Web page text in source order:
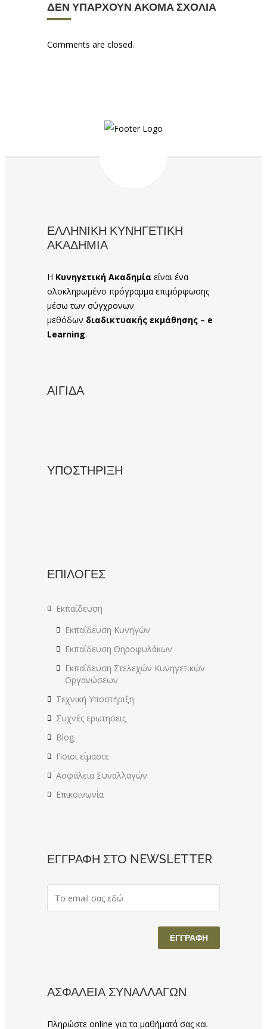
ΔΕΝ ΥΠΆΡΧΟΥΝ ΑΚΌΜΑ ΣΧΌΛΙΑ
Comments are closed.
ΕΛΛΗΝΙΚΗ ΚΥΝΗΓΕΤΙΚΗ
ΑΚΑΔΗΜΙΑ
Η Κυνηγετική Ακαδημία είναι ένα
ολοκληρωμένο πρόγραμμα επιμόρφωσης
μέσω των σύγχρονων
μεθόδων διαδικτυακής εκμάθησης – e
Learning.
ΑΙΓΙΔΑ
ΥΠΟΣΤΗΡΙΞΗ
ΕΠΙΛΟΓΕΣ
Εκπαίδευση
Εκπαίδευση Κυνηγών
Εκπαίδευση Θηροφυλάκων
Εκπαίδευση Στελεχών Κυνηγετικών
Οργανώσεων
Τεχνική Υποστήριξη
Συχνές ερωτησεις
Blog
Ποιοι είμαστε
Ασφάλεια Συναλλαγών
Επικοινωνία
ΕΓΓΡΑΦΗ ΣΤΟ NEWSLETTER
ΑΣΦΑΛΕΙΑ ΣΥΝΑΛΛΑΓΩΝ
Πληρώστε online για τα μαθήματά σας και